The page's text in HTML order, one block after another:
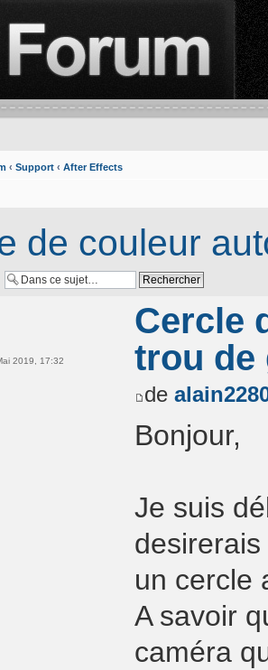
‹ Support ‹ After Effects
de couleur
2019, 17:32
Cercle
trou de
de
Bonjour,
Je suis
un cercle
A savoir
caméra